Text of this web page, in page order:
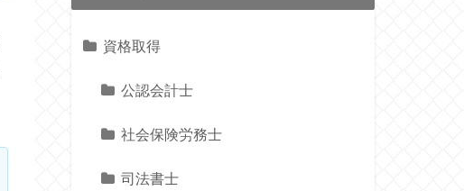
資格取得
公認会計士
社会保険労務士
司法書士